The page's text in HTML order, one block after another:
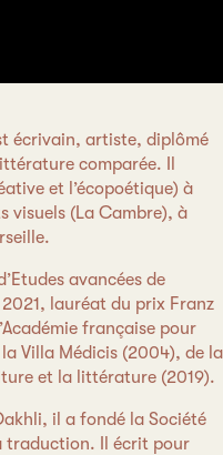
écrivain, artiste, diplômé
comparée. Il
et l’écopoétique) à
visuels (La Cambre), à
avancées de
lauréat du prix Franz
française pour
Villa Médicis (2004), de la
et la littérature (2019).
il a fondé la Société
traduction. Il écrit pour